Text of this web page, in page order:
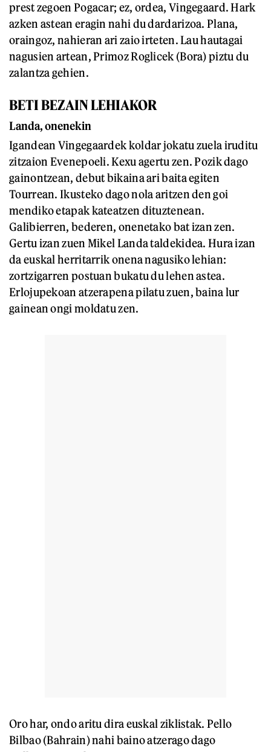
prest zegoen Pogacar; ez, ordea, Vingegaard. Hark
azken astean eragin nahi du dardarizoa. Plana,
oraingoz, nahieran ari zaio irteten. Lau hautagai
nagusien artean, Primoz Roglicek (Bora) piztu du
zalantza gehien.
BETI BEZAIN LEHIAKOR
Landa, onenekin
Igandean Vingegaardek koldar jokatu zuela iruditu
zitzaion Evenepoeli. Kexu agertu zen. Pozik dago
gainontzean, debut bikaina ari baita egiten
Tourrean. Ikusteko dago nola aritzen den goi
mendiko etapak kateatzen dituztenean.
Galibierren, bederen, onenetako bat izan zen.
Gertu izan zuen Mikel Landa taldekidea. Hura izan
da euskal herritarrik onena nagusiko lehian:
zortzigarren postuan bukatu du lehen astea.
Erlojupekoan atzerapena pilatu zuen, baina lur
gainean ongi moldatu zen.
Oro har, ondo aritu dira euskal ziklistak. Pello
Bilbao (Bahrain) nahi baino atzerago dago